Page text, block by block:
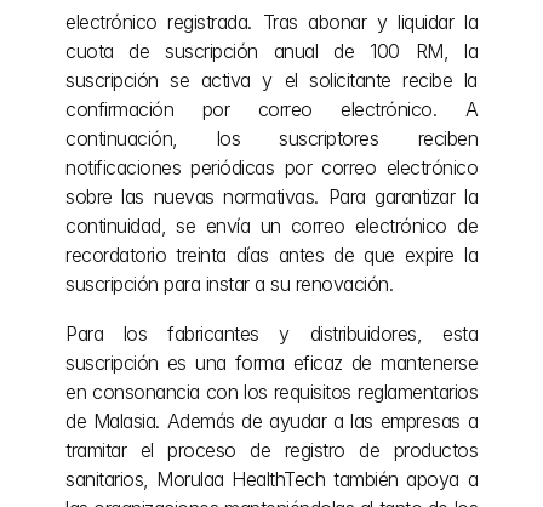
electrónico registrada. Tras abonar y liquidar la
cuota de suscripción anual de 100 RM, la
suscripción se activa y el solicitante recibe la
confirmación por correo electrónico. A
continuación, los suscriptores reciben
notificaciones periódicas por correo electrónico
sobre las nuevas normativas. Para garantizar la
continuidad, se envía un correo electrónico de
recordatorio treinta días antes de que expire la
suscripción para instar a su renovación.
Para los fabricantes y distribuidores, esta
suscripción es una forma eficaz de mantenerse
en consonancia con los requisitos reglamentarios
de Malasia. Además de ayudar a las empresas a
tramitar el proceso de registro de productos
sanitarios, Morulaa HealthTech también apoya a